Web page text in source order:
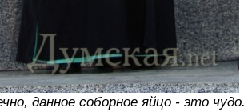
данное соборное яйцо - это чудо.